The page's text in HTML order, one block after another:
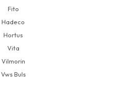
Fito
Hadeco
Hortus
Vita
Vilmorin
Vws Buls